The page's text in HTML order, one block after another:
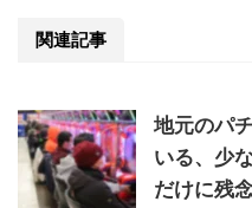
関連記事
地元のパ
いる、少
だけに残